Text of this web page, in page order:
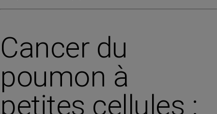
Cancer du
poumon à
petites cellules :